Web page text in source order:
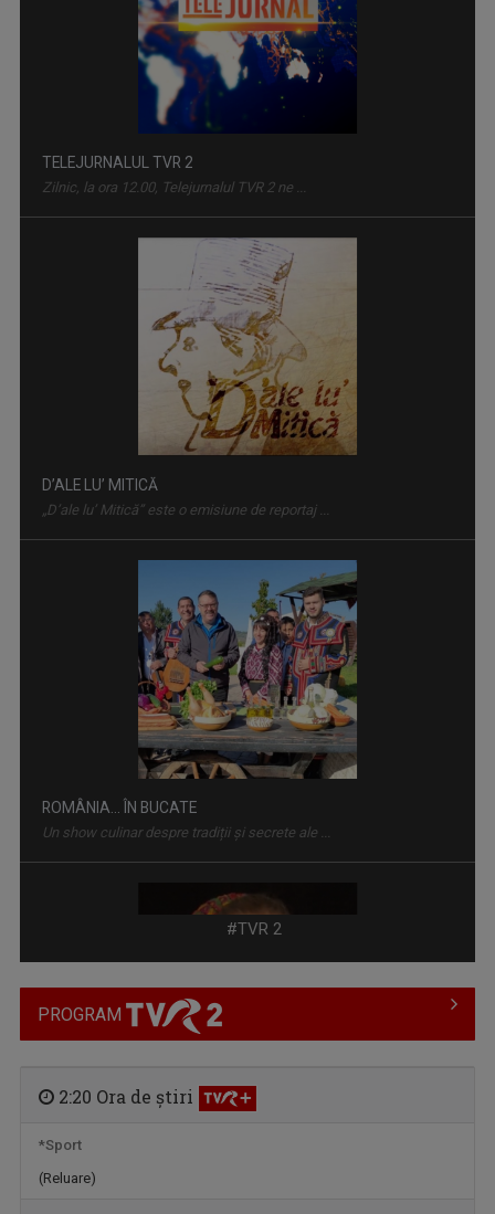
D’ALE LU’ MITICĂ
„D’ale lu’ Mitică” este o emisiune de reportaj ...
ROMÂNIA... ÎN BUCATE
Un show culinar despre tradiții și secrete ale ...
CULTURA MINORITĂŢILOR
FORŢA IDEILOR
#TVR 2
PROGRAM
2:20 Ora de ştiri
*Sport
(Reluare)